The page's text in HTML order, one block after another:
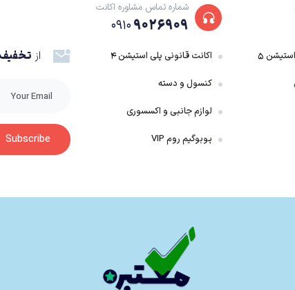
شماره تماس مشاوره اکانت
۰۹۱۰۹۰۲۶۹۰۹
۵
اکانت قانونی پلی استیشن ۴
کنسول و دسته
لوازم جانبی و اکسسوری
پوبوگیم روم VIP
از
Subscribe